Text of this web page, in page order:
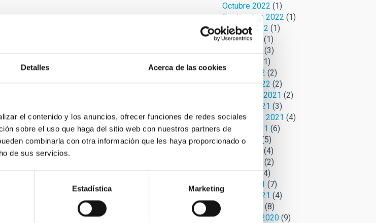
Detalles Acerca de las cookies
el contenido y los anuncios, ofrecer funciones de redes sociales
sobre el uso que haga del sitio web con nuestros partners de
combinarla con otra información que les haya proporcionado o
de sus servicios.
Estadística Marketing
Octubre 2022 (1)
Septiembre 2022 (1)
Agosto 2022 (1)
Junio 2022
(1)
(3)
(1)
Marzo 2022 (2)
Febrero 2022 (2)
Noviembre 2021 (2)
Octubre 2021 (3)
Septiembre 2021 (4)
Agosto 2021 (6)
Julio 2021
(5)
(4)
(2)
Abril 2021(4)
Marzo 2021 (7)
Febrero 2021 (4)
(8)
Diciembre 2020(9)